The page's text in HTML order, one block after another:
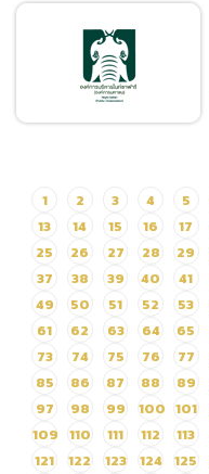
ประกาศผู้ชนะการเสนอราคา
จ้างออกแบบและผลิตสื่อสิ่ง
พิมพ์ เพื่อใช้ในการ
ประชาสัมพันธ์ โดยวิธีเฉพาะ
ประกาศผู้ชนะการเสนอราคา
ซื้อเบียร์กระป๋อง ครั้งที่ ๒/๖๙
โดยวิธีเฉพาะเจาะจง
1 2 3 4 5
13
14 15 16 17
25
26 27 28 29
37
38 39 40 41
49
50 51 52 53
61
62 63 64 65
73
74 75 76 77
85
86 87 88 89
97
98 99 100 101
109 110 111 112 113
121
122 123 124 125